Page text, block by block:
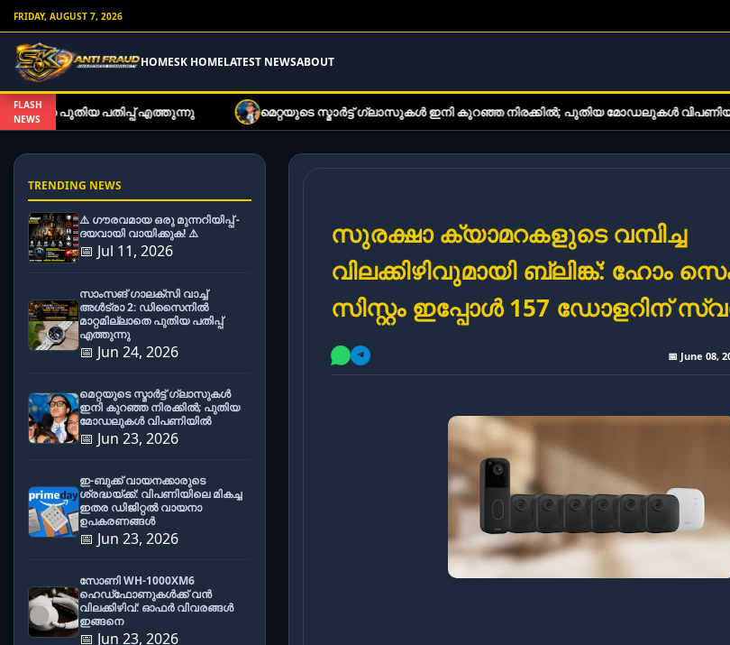
FRIDAY, AUGUST 7, 2026
HOMESK HOMELATEST NEWSABOUT
FLASH
NEWS
പതിപ്പ് എത്തുന്നു മെറ്റയുടെ സ്മാർട്ട് ഗ്ലാസുകൾ ഇനി കുറഞ്ഞ നിരക്കിൽ; പുതിയ മോഡലുകൾ വിപണിയിൽ
TRENDING NEWS
⚠️ ഗൗരവമായ ഒരു മുന്നറിയിപ്പ് -
ദയവായി വായിക്കുക! ⚠️
📅 Jul 11, 2026
സാംസങ് ഗാലക്സി വാച്ച്
അൾട്രാ 2: ഡിസൈനിൽ
മാറ്റമില്ലാതെ പുതിയ പതിപ്പ്
എത്തുന്നു
📅 Jun 24, 2026
മെറ്റയുടെ സ്മാർട്ട് ഗ്ലാസുകൾ
ഇനി കുറഞ്ഞ നിരക്കിൽ; പുതിയ
മോഡലുകൾ വിപണിയിൽ
📅 Jun 23, 2026
ഇ-ബുക്ക് വായനക്കാരുടെ
ശ്രദ്ധയ്ക്ക്: വിപണിയിലെ മികച്ച
ഇതര ഡിജിറ്റൽ വായനാ
ഉപകരണങ്ങൾ
📅 Jun 23, 2026
സോണി WH-1000XM6
ഹെഡ്‌ഫോണുകൾക്ക് വൻ
വിലക്കിഴിവ്: ഓഫർ വിവരങ്ങൾ
ഇങ്ങനെ
📅 Jun 23, 2026
സുരക്ഷാ ക്യാമറകളുടെ വമ്പിച്ച
വിലക്കിഴിവുമായി ബ്ലിങ്ക്: ഹോം
സിസ്റ്റം ഇപ്പോൾ 157 ഡോളറിന്
📅 June 08,